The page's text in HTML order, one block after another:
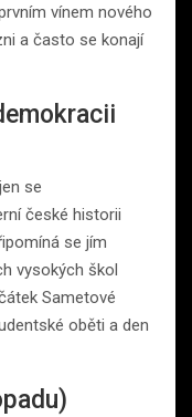
vínem nového
a často se konají
se
české historii
se jím
vysokých škol
Sametové
oběti a den